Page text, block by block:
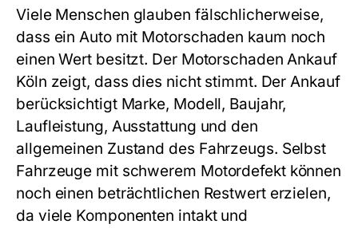
Viele Menschen glauben fälschlicherweise,
dass ein Auto mit Motorschaden kaum noch
einen Wert besitzt. Der Motorschaden Ankauf
Köln zeigt, dass dies nicht stimmt. Der Ankauf
berücksichtigt Marke, Modell, Baujahr,
Laufleistung, Ausstattung und den
allgemeinen Zustand des Fahrzeugs. Selbst
Fahrzeuge mit schwerem Motordefekt können
noch einen beträchtlichen Restwert erzielen,
da viele Komponenten intakt und